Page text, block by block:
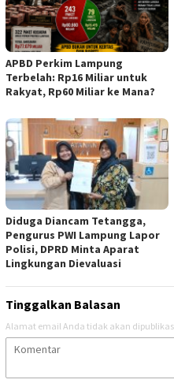
APBD Perkim Lampung
Terbelah: Rp16 Miliar untuk
Rakyat, Rp60 Miliar ke Mana?
Diduga Diancam Tetangga,
Pengurus PWI Lampung Lapor
Polisi, DPRD Minta Aparat
Lingkungan Dievaluasi
Tinggalkan Balasan
Alamat email Anda tidak akan